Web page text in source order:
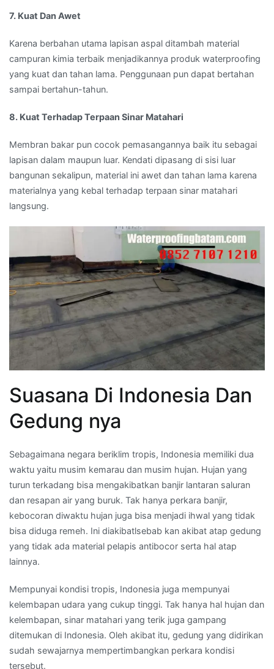
7. Kuat Dan Awet
Karena berbahan utama lapisan aspal ditambah material
campuran kimia terbaik menjadikannya produk waterproofing
yang kuat dan tahan lama. Penggunaan pun dapat bertahan
sampai bertahun-tahun.
8. Kuat Terhadap Terpaan Sinar Matahari
Membran bakar pun cocok pemasangannya baik itu sebagai
lapisan dalam maupun luar. Kendati dipasang di sisi luar
bangunan sekalipun, material ini awet dan tahan lama karena
materialnya yang kebal terhadap terpaan sinar matahari
langsung.
Suasana Di Indonesia Dan
Gedung nya
Sebagaimana negara beriklim tropis, Indonesia memiliki dua
waktu yaitu musim kemarau dan musim hujan. Hujan yang
turun terkadang bisa mengakibatkan banjir lantaran saluran
dan resapan air yang buruk. Tak hanya perkara banjir,
kebocoran diwaktu hujan juga bisa menjadi ihwal yang tidak
bisa diduga remeh. Ini diakibatlsebab kan akibat atap gedung
yang tidak ada material pelapis antibocor serta hal atap
lainnya.
Mempunyai kondisi tropis, Indonesia juga mempunyai
kelembapan udara yang cukup tinggi. Tak hanya hal hujan dan
kelembapan, sinar matahari yang terik juga gampang
ditemukan di Indonesia. Oleh akibat itu, gedung yang didirikan
sudah sewajarnya mempertimbangkan perkara kondisi
tersebut.